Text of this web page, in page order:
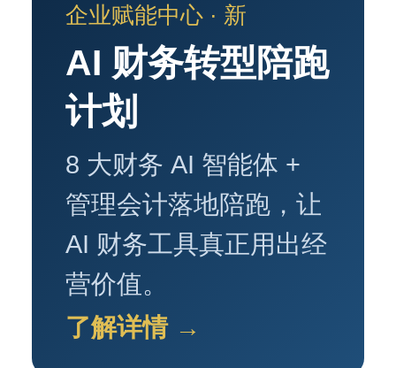
企业赋能中心 · 新
AI 财务转型陪跑
计划
8 大财务 AI 智能体 +
管理会计落地陪跑，让
AI 财务工具真正用出经
营价值。
了解详情 →